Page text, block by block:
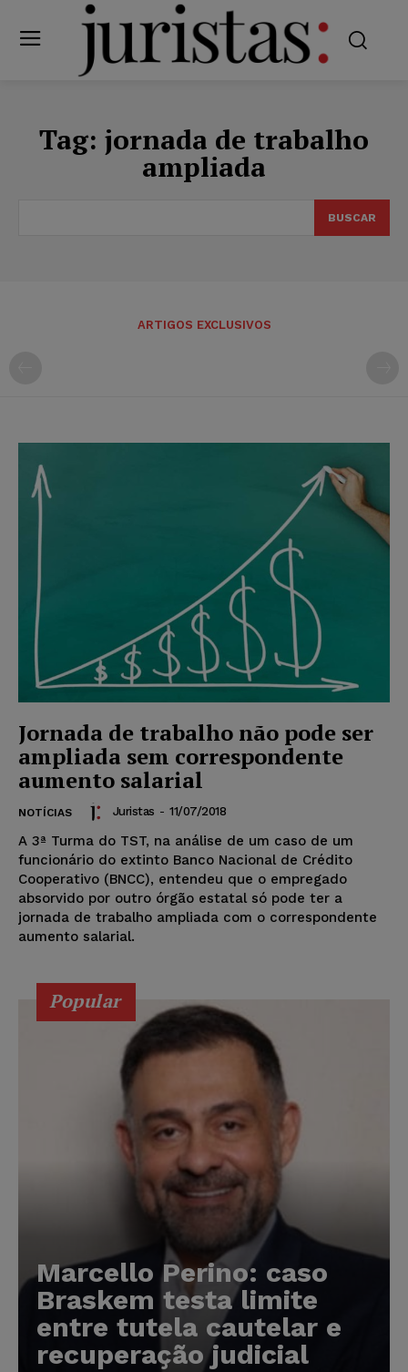
Tag: jornada de trabalho
ampliada
BUSCAR
ARTIGOS EXCLUSIVOS
Jornada de trabalho não pode ser
ampliada sem correspondente
aumento salarial
NOTÍCIAS Juristas - 11/07/2018
A 3ª Turma do TST, na análise de um caso de um
funcionário do extinto Banco Nacional de Crédito
Cooperativo (BNCC), entendeu que o empregado
absorvido por outro órgão estatal só pode ter a
jornada de trabalho ampliada com o correspondente
aumento salarial.
Popular
Marcello Perino: caso
Braskem testa limite
entre tutela cautelar e
recuperação judicial